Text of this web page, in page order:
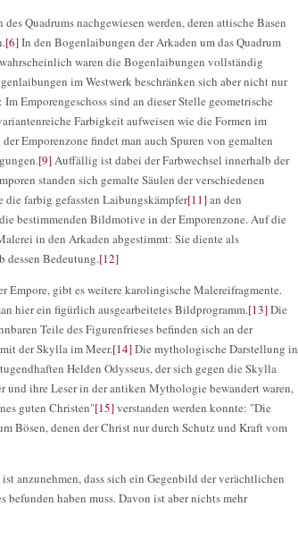
Quadrums nachgewiesen werden, deren attische Basen
[6]In den Bogenlaibungen der Arkaden um das Quadrum
waren die Bogenlaibungen vollständig
im Westwerk beschränken sich aber nicht nur
Emporengeschoss sind an dieser Stelle geometrische
Farbigkeit aufweisen wie die Formen im
Emporenzone findet man auch Spuren von gemalten
[9]Auffällig ist dabei der Farbwechsel innerhalb der
standen sich gemalte Säulen der verschiedenen
die farbig gefassten Laibungskämpfer[11]an den
bestimmenden Bildmotive in der Emporenzone. Auf die
in den Arkaden abgestimmt: Sie diente als
dessen Bedeutung.[12]
Empore, gibt es weitere karolingische Malereifragmente.
hier ein figürlich ausgearbeitetes Bildprogramm.[13]Die
Teile des Figurenfrieses befinden sich an der
der Skylla im Meer.[14]Die mythologische Darstellung in
Helden Odysseus, der sich gegen die Skylla
und ihre Leser in der antiken Mythologie bewandert waren,
guten Christen"[15]verstanden werden konnte: "Die
Bösen, denen der Christ nur durch Schutz und Kraft vom
anzunehmen, dass sich ein Gegenbild der verächtlichen
haben muss. Davon ist aber nichts mehr